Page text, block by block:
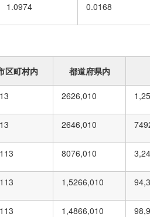
1.0974 0.0168
区町村内 都道府県内
2626,010
2646,010 749
113 8076,010
113 1,5266,010
113 1,4866,010